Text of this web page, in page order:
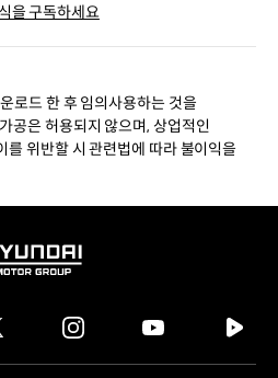
을 구독하세요
로드 한 후 임의사용하는 것을
공은 허용되지 않으며, 상업적인
를 위반할 시 관련법에 따라 불이익을
instagram
tv